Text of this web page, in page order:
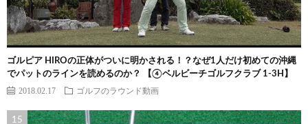
ゴルピア HIROの正体がついに明かされる！？なぜ1人だけ初めての沖縄
でパットのラインを読めるのか？ 【④ベルビーチゴルフクラブ 1-3H】
2018.02.17 ゴルフのラウンド動画